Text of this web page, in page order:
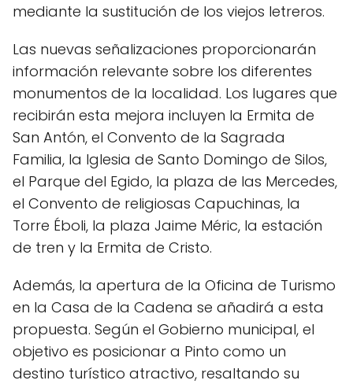
mediante la sustitución de los viejos letreros.
Las nuevas señalizaciones proporcionarán
información relevante sobre los diferentes
monumentos de la localidad. Los lugares que
recibirán esta mejora incluyen la Ermita de
San Antón, el Convento de la Sagrada
Familia, la Iglesia de Santo Domingo de Silos,
el Parque del Egido, la plaza de las Mercedes,
el Convento de religiosas Capuchinas, la
Torre Éboli, la plaza Jaime Méric, la estación
de tren y la Ermita de Cristo.
Además, la apertura de la Oficina de Turismo
en la Casa de la Cadena se añadirá a esta
propuesta. Según el Gobierno municipal, el
objetivo es posicionar a Pinto como un
destino turístico atractivo, resaltando su